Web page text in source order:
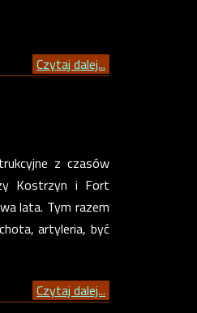
Czytaj dalej...
z czasów
Kostrzyn i Fort
lata. Tym razem
artyleria, być
Czytaj dalej...